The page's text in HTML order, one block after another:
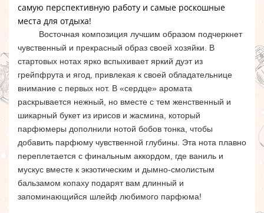
самую перспективную работу и самые роскошные
места для отдыха!
Восточная композиция лучшим образом подчеркнет
чувственный и прекрасный образ своей хозяйки. В
стартовых нотах ярко вспыхивает яркий дуэт из
грейпфрута и ягод, привлекая к своей обладательнице
внимание с первых нот. В «сердце» аромата
раскрывается нежный, но вместе с тем женственный и
шикарный букет из ирисов и жасмина, который
парфюмеры дополнили нотой бобов тонка, чтобы
добавить парфюму чувственной глубины. Эта нота плавно
переплетается с финальным аккордом, где ваниль и
мускус вместе к экзотическим и дымно-смолистым
бальзамом копаху подарят вам длинный и
запоминающийся шлейф любимого парфюма!